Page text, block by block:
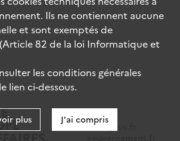
data.gouv.fr
Ils ne contiennent aucune
et sont exemptés de
82 de la loi Informatique et
les conditions générales
lien ci-dessous.
plus J'ai compris